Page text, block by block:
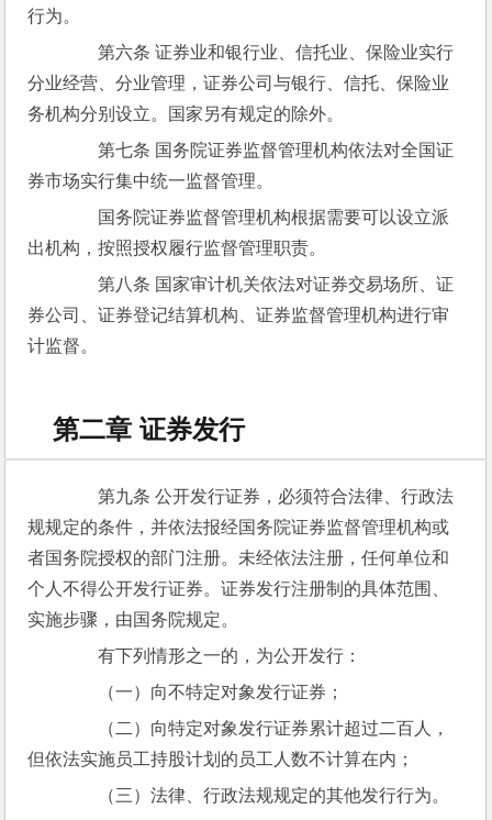
行为。
第六条 证券业和银行业、信托业、保险业实行
分业经营、分业管理，证券公司与银行、信托、保险业
务机构分别设立。国家另有规定的除外。
第七条 国务院证券监督管理机构依法对全国证
券市场实行集中统一监督管理。
国务院证券监督管理机构根据需要可以设立派
出机构，按照授权履行监督管理职责。
第八条 国家审计机关依法对证券交易场所、证
券公司、证券登记结算机构、证券监督管理机构进行审
计监督。
第二章 证券发行
第九条 公开发行证券，必须符合法律、行政法
规规定的条件，并依法报经国务院证券监督管理机构或
者国务院授权的部门注册。未经依法注册，任何单位和
个人不得公开发行证券。证券发行注册制的具体范围、
实施步骤，由国务院规定。
有下列情形之一的，为公开发行：
（一）向不特定对象发行证券；
（二）向特定对象发行证券累计超过二百人，
但依法实施员工持股计划的员工人数不计算在内；
（三）法律、行政法规规定的其他发行行为。